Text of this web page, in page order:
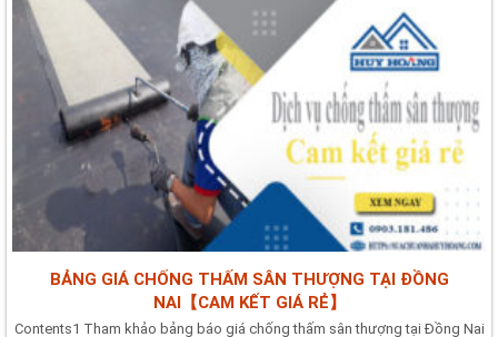
BẢNG GIÁ CHỐNG THẤM SÂN THƯỢNG TẠI ĐỒNG
NAI【CAM KẾT GIÁ RẺ】
Contents1 Tham khảo bảng báo giá chống thấm sân thượng tại Đồng Nai